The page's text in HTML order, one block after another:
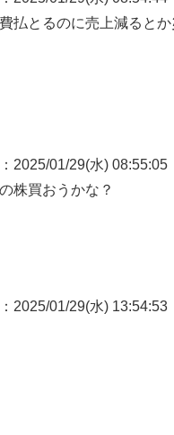
払とるのに売上減ると
2025/01/29(水) 08:55:05
株買おうかな？
2025/01/29(水) 13:54:53